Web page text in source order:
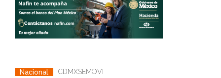
Nacional CDMXSEMOVI